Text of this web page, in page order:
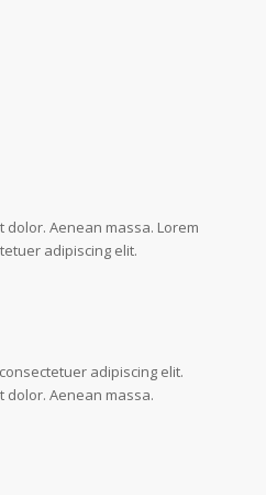
Aenean massa. Lorem
adipiscing elit.
adipiscing elit.
dolor. Aenean massa.